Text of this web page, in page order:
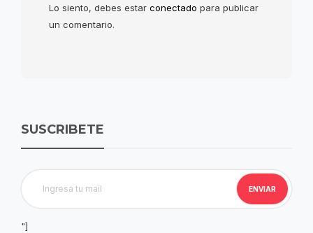
Lo siento, debes estar conectado para publicar
un comentario.
SUSCRIBETE
"]